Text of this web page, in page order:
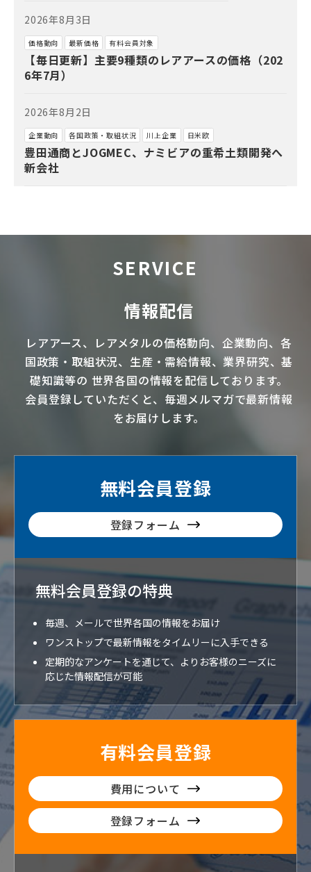
2026年8月3日
価格動向 最新価格 有料会員対象
【毎日更新】主要9種類のレアアースの価格（202
6年7月）
2026年8月2日
企業動向 各国政策・取組状況 川上企業 日米欧
豊田通商とJOGMEC、ナミビアの重希土類開発へ
新会社
SERVICE
情報配信
レアアース、 レアメタルの価格動向、企業動向、各
国政策・取組状況、生産・需給情報、業界研究、基
礎知識等の 世界各国の情報を配信 しております。
会員登録していただくと、毎週メルマガで最新情報
をお届けします。
無料会員登録
登録フォーム
無料会員登録の特典
毎週、メールで世界各国の情報をお届け
ワンストップで最新情報をタイムリーに入手できる
定期的なアンケートを通じて、よりお客様のニーズに
応じた情報配信が可能
有料会員登録
費用について
登録フォーム